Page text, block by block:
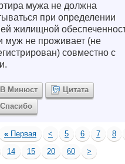
мужа не должна
при определении
жилищной
муж не проживает (не
совместно с
В Минюст
Цитата
Спасибо
« Первая < 5 6 7
8
14 15 20 60
>